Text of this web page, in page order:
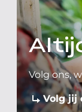
Volg ons,
Volg jij